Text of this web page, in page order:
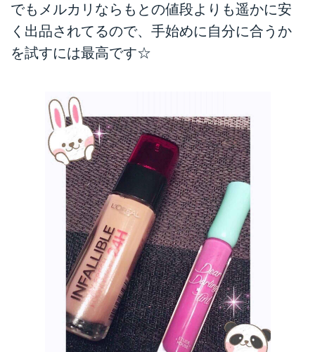
でもメルカリならもとの値段よりも遥かに安
く出品されてるので、手始めに自分に合うか
を試すには最高です☆